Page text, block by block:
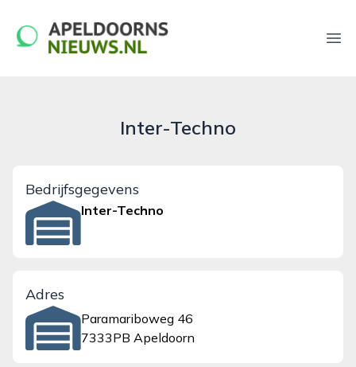
apeldoornsnieuws.nl
Inter-Techno
Bedrijfsgegevens
Inter-Techno
Adres
Paramariboweg 46
7333PB Apeldoorn